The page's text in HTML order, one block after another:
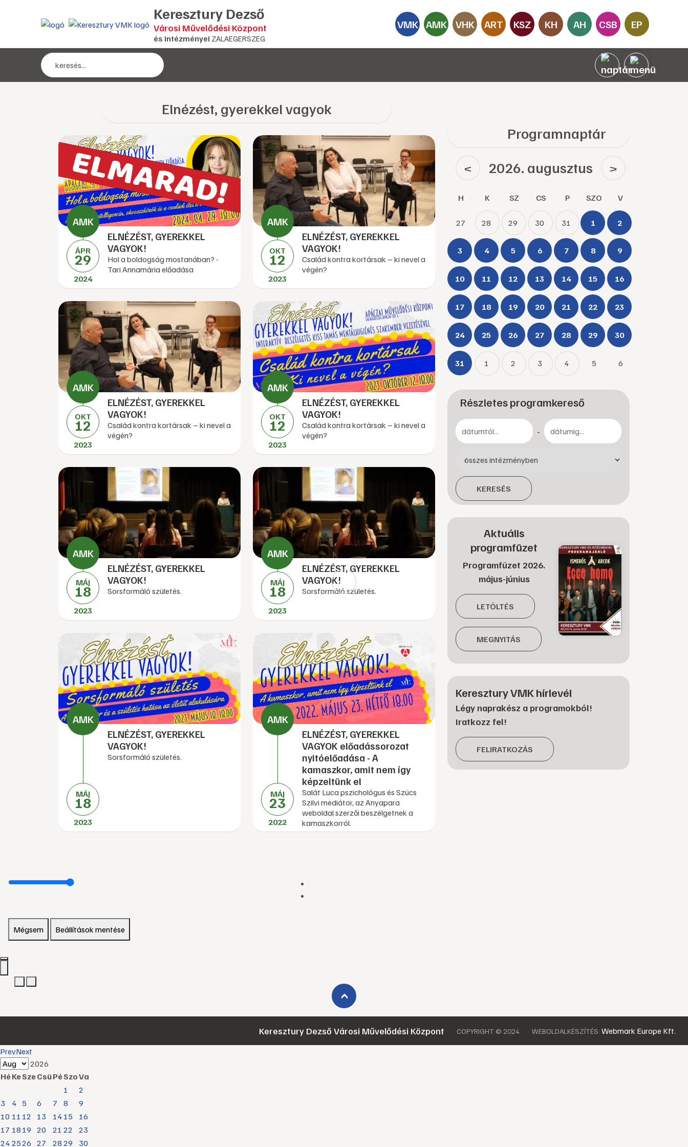
Keresztury Dezső
Városi Művelődési Központ
és intézményei ZALAEGERSZEG
VMK AMK VHK ART KSZ KH AH CSB EP
Elnézést, gyerekkel vagyok
ÁPR
29
2024
ELNÉZÉST, GYEREKKEL
VAGYOK!
Hol a boldogság mostanában? -
Tari Annamária előadása
OKT
12
2023
ELNÉZÉST, GYEREKKEL
VAGYOK!
Család kontra kortársak – ki nevel a
végén?
OKT
12
2023
ELNÉZÉST, GYEREKKEL
VAGYOK!
Család kontra kortársak – ki nevel a
végén?
OKT
12
2023
ELNÉZÉST, GYEREKKEL
VAGYOK!
Család kontra kortársak – ki nevel a
végén?
MÁJ
18
2023
ELNÉZÉST, GYEREKKEL
VAGYOK!
Sorsformáló születés.
MÁJ
18
2023
ELNÉZÉST, GYEREKKEL
VAGYOK!
Sorsformáló születés.
MÁJ
18
2023
ELNÉZÉST, GYEREKKEL
VAGYOK!
Sorsformáló születés.
MÁJ
23
2022
ELNÉZÉST, GYEREKKEL
VAGYOK előadássorozat
nyitóelőadása - A
kamaszkor, amit nem így
képzeltünk el
Salát Luca pszichológus és Szücs
Szilvi mediátor, az Anyapara
weboldal szerzői beszélgetnek a
kamaszkorról.
Programnaptár
< 2026. augusztus >
H K SZ CS P SZO V
27 28 29 30 31 1 2
3 4 5 6 7 8 9
10 11 12 13 14 15 16
17 18 19 20 21 22 23
24 25 26 27 28 29 30
31 1 2 3 4 5 6
Részletes programkereső
-
KERESÉS
Aktuális
programfüzet
Programfüzet 2026.
május-június
LETÖLTÉS
MEGNYITÁS
Keresztury VMK hírlevél
Légy naprakész a programokból!
Iratkozz fel!
FELIRATKOZÁS
Mégsem Beállítások mentése
›
Keresztury Dezső Városi Művelődési Központ COPYRIGHT © 2024 WEBOLDALKÉSZÍTÉS: Webmark Europe Kft.
PrevNext
2026
HéKeSzeCsüPéSzoVa
1
2
3
4 5 6 7 8
9
10 11 12 13 14 15
16
17 18 19 20 21 22
23
24 2526 27 28 29 30